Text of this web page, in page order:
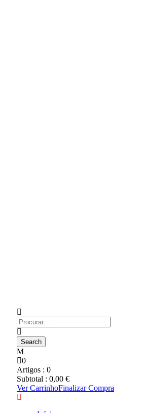
0
Artigos : 0
Subtotal : 0,00 €
Ver CarrinhoFinalizar Compra